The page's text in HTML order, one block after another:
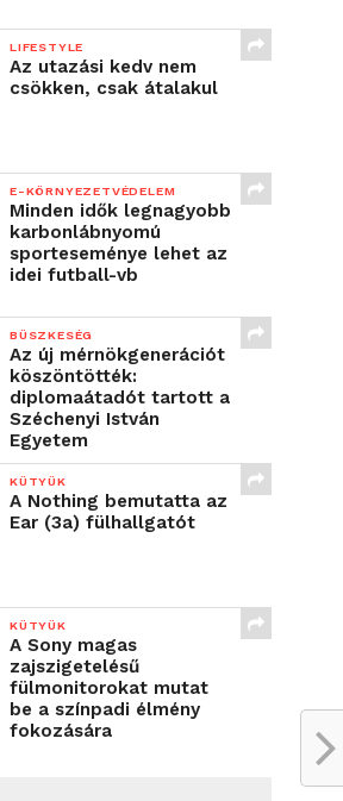
LIFESTYLE
Az utazási kedv nem
csökken, csak átalakul
E-KÖRNYEZETVÉDELEM
Minden idők legnagyobb
karbonlábnyomú
sporteseménye lehet az
idei futball-vb
BÜSZKESÉG
Az új mérnökgenerációt
köszöntötték:
diplomaátadót tartott a
Széchenyi István
Egyetem
KÜTYÜK
A Nothing bemutatta az
Ear (3a) fülhallgatót
KÜTYÜK
A Sony magas
zajszigetelésű
fülmonitorokat mutat
be a színpadi élmény
fokozására